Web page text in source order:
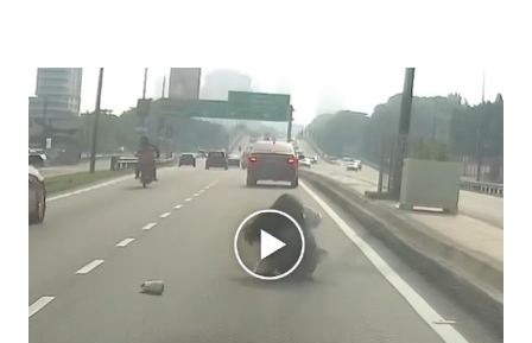
hiburan di kawasan berkenaan. Seorang mangsa disahkan
meninggal dunia di lokasi kejadian akibat terkena tembakan,
manakala seorang lagi mangsa mengalami kecederaan.
Turut dipercayai terdapat seorang lagi individu cedera
namun identitinya masih belum dikenal pasti selepas dibawa
keluar dari lokasi oleh kenalannya. Polis kini sedang giat
mengesan dua suspek yang masih bebas bagi membantu
siasatan lanjut. Kes disiasat mengikut Seksyen 302 Kanun